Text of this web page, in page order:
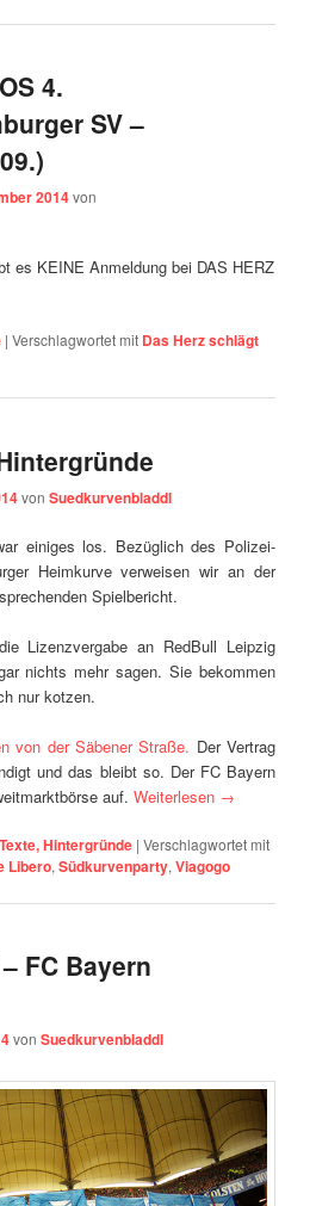
4.
SV –
2014von
es KEINE Anmeldung bei DAS HERZ
|Verschlagwortet mit Das Herz schlägt
vonSuedkurvenbladdl
einiges los. Bezüglich des Polizei-
Heimkurve verweisen wir an der
Spielbericht.
Lizenzvergabe an RedBull Leipzig
nichts mehr sagen. Sie bekommen
nur kotzen.
von der Säbener Straße. Der Vertrag
und das bleibt so. Der FC Bayern
auf.Weiterlesen →
Hintergründe |Verschlagwortet mit
Libero,Südkurvenparty,Viagogo
FC Bayern
vonSuedkurvenbladdl